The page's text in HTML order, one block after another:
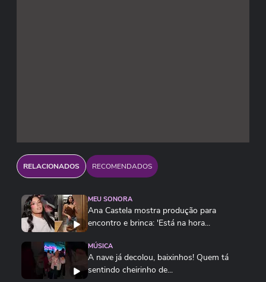
RELACIONADOS RECOMENDADOS
MEU SONORA
Ana Castela mostra produção para
encontro e brinca: 'Está na hora...
MÚSICA
A nave já decolou, baixinhos! Quem tá
sentindo cheirinho de...